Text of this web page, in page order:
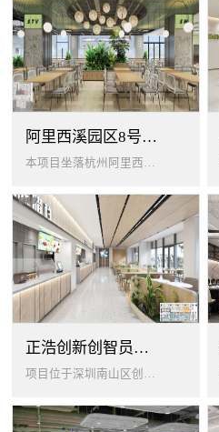
阿里西溪园区8号楼1层餐厅
本项目坐落杭州阿里西溪园区8号楼一层，以绿色生机 + 年轻基因为核心，打造「活力聚场」复合型员工餐厅。兼顾多人群用餐需求...
正浩创新创智员工餐厅
项目位于深圳南山区创智云城，服务正浩企业全体员工及来访亲友，总建筑面积 1537㎡，室内座位 450 座、室外休闲外摆 ...